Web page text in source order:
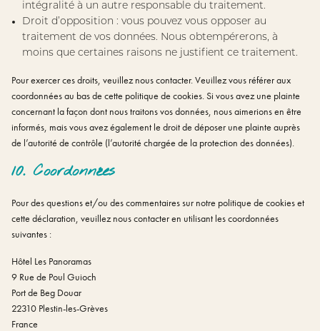
intégralité à un autre responsable du traitement.
Droit d’opposition : vous pouvez vous opposer au
traitement de vos données. Nous obtempérerons, à
moins que certaines raisons ne justifient ce traitement.
Pour exercer ces droits, veuillez nous contacter. Veuillez vous référer aux
coordonnées au bas de cette politique de cookies. Si vous avez une plainte
concernant la façon dont nous traitons vos données, nous aimerions en être
informés, mais vous avez également le droit de déposer une plainte auprès
de l’autorité de contrôle (l’autorité chargée de la protection des données).
10. Coordonnées
Pour des questions et/ou des commentaires sur notre politique de cookies et
cette déclaration, veuillez nous contacter en utilisant les coordonnées
suivantes :
Hôtel Les Panoramas
9 Rue de Poul Guioch
Port de Beg Douar
22310 Plestin-les-Grèves
France